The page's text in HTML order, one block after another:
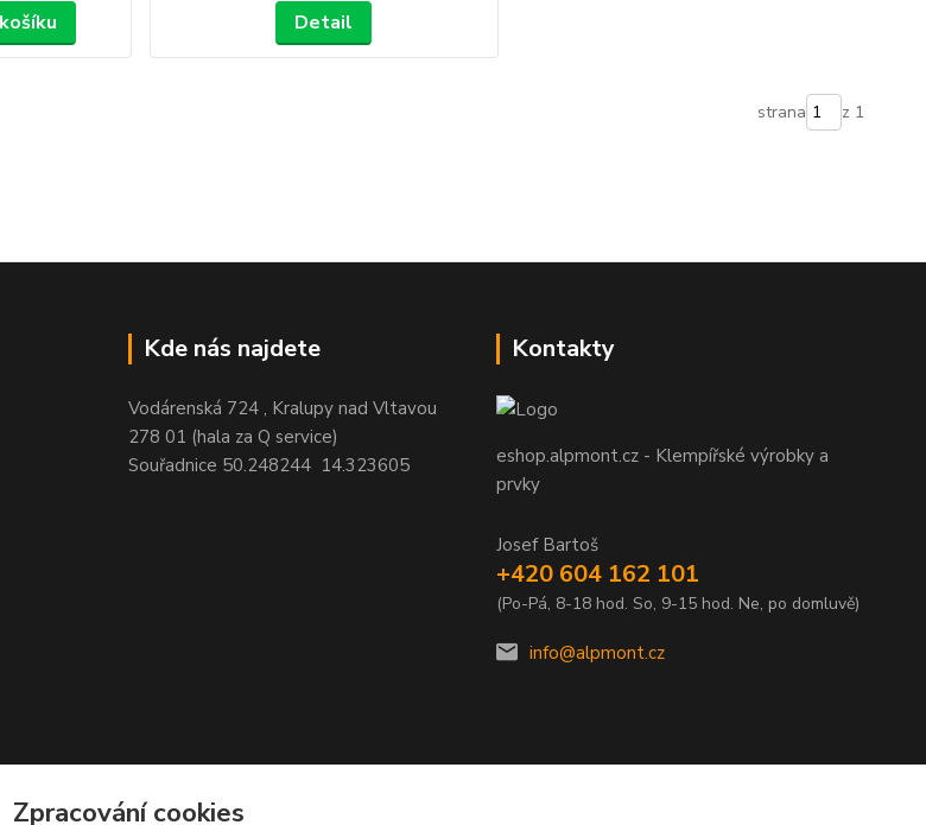
Detail
strana z 1
Kde nás najdete
Vodárenská 724 , Kralupy nad Vltavou
278 01 (hala za Q service)
Souřadnice 50.248244 14.323605
Kontakty
eshop.alpmont.cz - Klempířské výrobky a
prvky
Josef Bartoš
+420 604 162 101
(Po-Pá, 8-18 hod. So, 9-15 hod. Ne, po domluvě)
info@alpmont.cz
Zpracování cookies